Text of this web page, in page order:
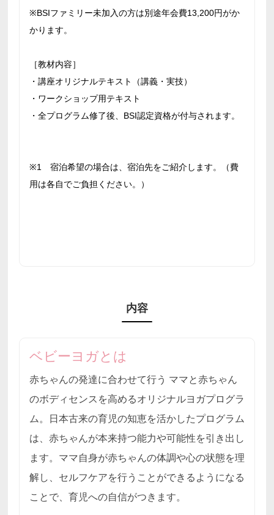
※BSIファミリー未加入の方は別途年会費13,200円がか
かります。
［教材内容］
・講座オリジナルテキスト（講義・実技）
・ワークショップ用テキスト
・全プログラム修了後、BSI認定資格が付与されます。
※1 宿泊希望の場合は、宿泊先をご紹介します。（費
用は各自でご負担ください。）
内容
ベビーヨガとは
赤ちゃんの発達に合わせて行う ママと赤ちゃん
のボディセンスを高めるオリジナルヨガプログラ
ム。日本古来の育児の知恵を活かしたプログラム
は、赤ちゃんが本来持つ能力や可能性を引き出し
ます。ママ自身が赤ちゃんの体調や心の状態を理
解し、セルフケアを行うことができるようになる
ことで、育児への自信がつきます。